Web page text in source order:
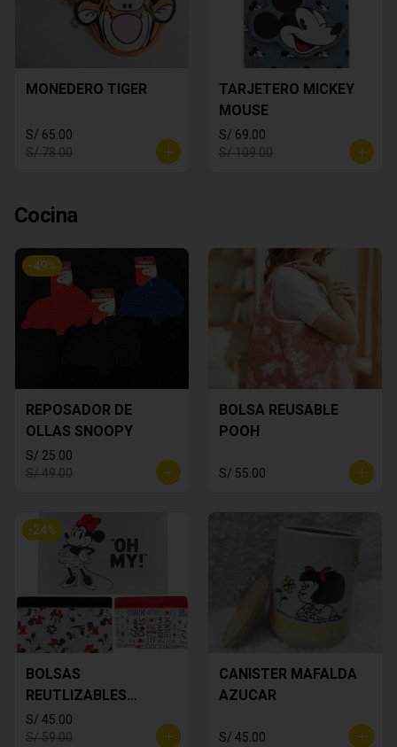
MONEDERO TIGER
S/ 65.00
S/ 78.00
TARJETERO MICKEY
MOUSE
S/ 69.00
S/ 109.00
Cocina
-49%
REPOSADOR DE
OLLAS SNOOPY
S/ 25.00
S/ 49.00
BOLSA REUSABLE
POOH
S/ 55.00
-24%
BOLSAS
REUTLIZABLES
MINNIE MOUSE
S/ 45.00
S/ 59.00
CANISTER MAFALDA
AZUCAR
S/ 45.00